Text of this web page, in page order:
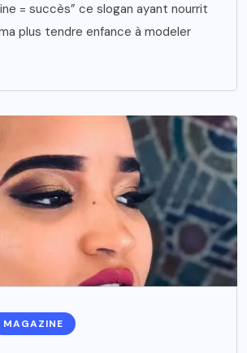
= succès” ce slogan ayant nourrit
plus tendre enfance à modeler
MAGAZINE